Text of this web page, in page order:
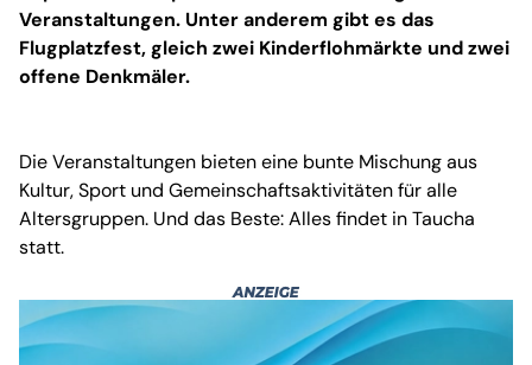
Veranstaltungen. Unter anderem gibt es das
Flugplatzfest, gleich zwei Kinderflohmärkte und zwei
offene Denkmäler.
Die Veranstaltungen bieten eine bunte Mischung aus
Kultur, Sport und Gemeinschaftsaktivitäten für alle
Altersgruppen. Und das Beste: Alles findet in Taucha
statt.